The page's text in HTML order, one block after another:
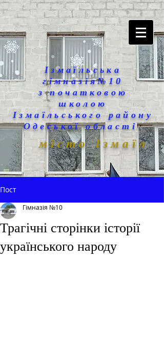
Ізмаїльська
гімназія№10
з початковою
школою
Ізмаїльського району
Одеської області
місто Ізмаїл
Пост
Трагічні сторінки історії
українського народу
Гімназія №10